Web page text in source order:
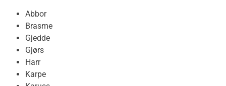
Abbor
Brasme
Gjedde
Gjørs
Harr
Karpe